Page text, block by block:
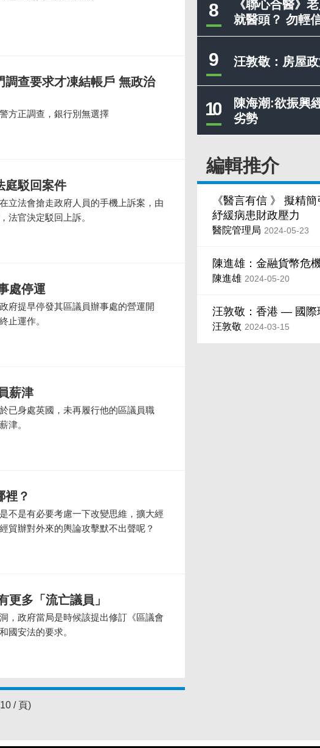
8
《聯心合醫》
就醫頭？ 勿輕
9 汪敦敬：房屋
10
陳海潮:欲振興
劣勢
編輯推介
《醫言有信 》 擬精
紓緩病患財政壓力
醫院管理局 2024-05-23
陳進雄：金融貨幣危
陳進雄 2024-05-20
汪敦敬：香港 — 國際
汪敦敬 2024-03-15
調查要求才凍結帳戶 無政治
方正調查，銀行別無選擇
駁回案件
立法會搶走政府人員的手機上訴案，由
法官決定駁回上訴。
處停運
府提早停發其區議員辦事處的營運開
止運作。
薪津
已身處英國，未再履行他的區議員職
津。
裡？
不是有必要考慮一下改變思維，擴大經
貿辦對外來的輿論攻擊默不出聲呢？
更多「流亡議員」
，政府當局是時候該提出修訂《區議會
國安法的要求。
/ 頁)